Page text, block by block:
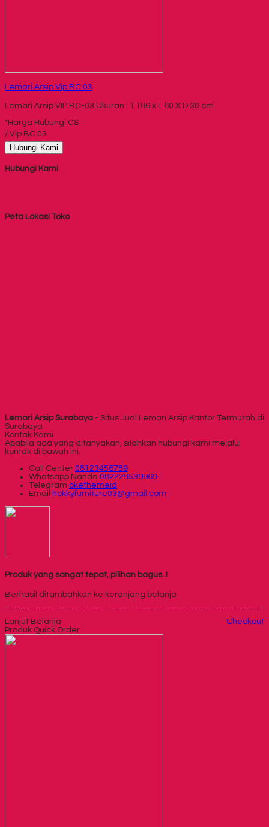
Lemari Arsip Vip BC 03
Lemari Arsip VIP BC-03 Ukuran : T.186 x L.60 X D.30 cm
*Harga Hubungi CS
/ Vip BC 03
Hubungi Kami
Hubungi Kami
Peta Lokasi Toko
Lemari Arsip Surabaya - Situs Jual Lemari Arsip Kantor Termurah di
Surabaya
Kontak Kami
Apabila ada yang ditanyakan, silahkan hubungi kami melalui
kontak di bawah ini.
Call Center 08123456789
Whatsapp Nanda 082229539969
Telegram okethemeid
Email
hokkyfurniture03@gmail.com
Produk yang sangat tepat, pilihan bagus..!
Berhasil ditambahkan ke keranjang belanja
Lanjut Belanja
Checkout
Produk Quick Order